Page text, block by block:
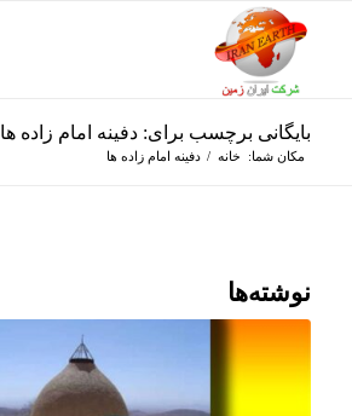
بایگانی برچسب برای: دفینه امام زاده ها
مکان شما: خانه / دفینه امام زاده ها
نوشته‌ها